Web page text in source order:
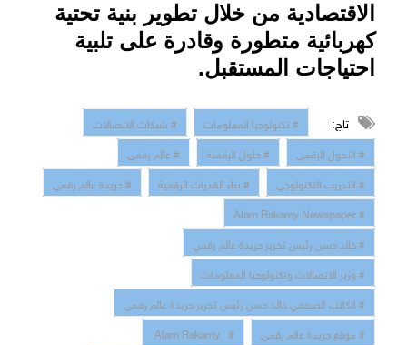
الاقتصادية من خلال تطوير بنية تحتية
كهربائية متطورة وقادرة على تلبية
احتياجات المستقبل.
تاج: # تكنولوجيا المعلومات
# شبكات الاتصالات
# التحول الرقمي
# حلول الرقمنة
# عالم رقمي
# التدريب التكنولوجي
# بناء القدرات الرقمية
# جريدة عالم رقمي
# Alam Rakamy Newspaper
# خالد حسن رئيس تحرير جريدة عالم رقمي
# وزير الاتصالات وتكنولوجيا المعلومات
# الكاتب الصحفي خالد حسن رئيس تحرير جريدة عالم رقمي
# موقع جريدة عالم رقمي
# Alam Rakamy